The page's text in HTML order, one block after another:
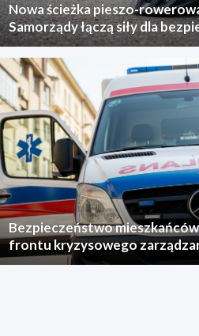
Nowa ścieżka pieszo-
Samorządy łączą siły dla
Bezpieczeństwo
frontu kryzysowego